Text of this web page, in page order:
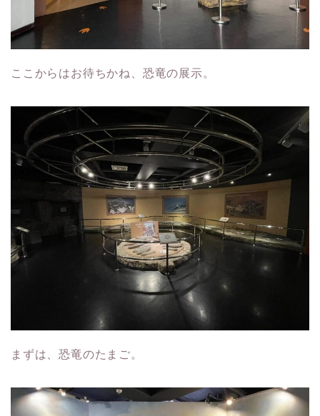
ここからはお待ちかね、恐竜の展示。
まずは、恐竜のたまご。